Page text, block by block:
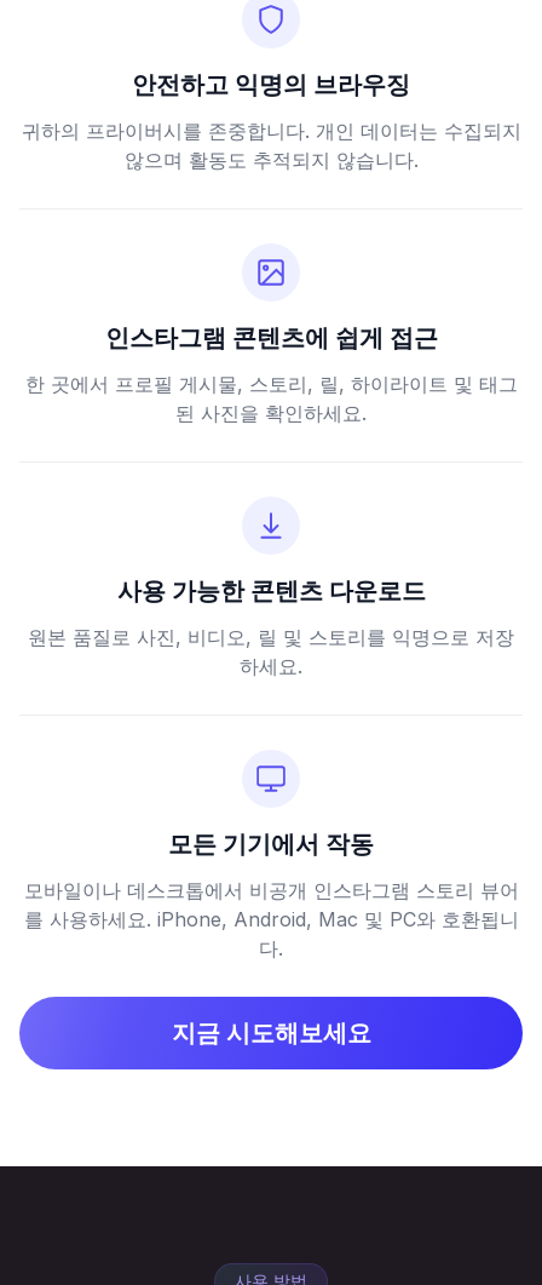
안전하고 익명의 브라우징
귀하의 프라이버시를 존중합니다. 개인 데이터는 수집되지
않으며 활동도 추적되지 않습니다.
인스타그램 콘텐츠에 쉽게 접근
한 곳에서 프로필 게시물, 스토리, 릴, 하이라이트 및 태그
된 사진을 확인하세요.
사용 가능한 콘텐츠 다운로드
원본 품질로 사진, 비디오, 릴 및 스토리를 익명으로 저장
하세요.
모든 기기에서 작동
모바일이나 데스크톱에서 비공개 인스타그램 스토리 뷰어
를 사용하세요. iPhone, Android, Mac 및 PC와 호환됩니
다.
지금 시도해보세요
사용 방법